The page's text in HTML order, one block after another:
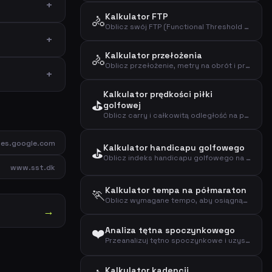
www.sst.dk
→
🚴Kalkulator FTP
Oblicz swój FTP (Functional Threshold Power) na podstawie testu czasowego
🚴Kalkulator przełożenia
Oblicz przełożenie, metry na obrót i prędkość przy danej kadencji
⛳
Kalkulator prędkości piłki
golfowej
Oblicz carry i całkowitą odległość na podstawie prędkości piłki
⛳Kalkulator handicapu golfowego
Oblicz indeks handicapu golfowego na podstawie ostatnich wyników, par, slope i ratingu
🏃Kalkulator tempa na półmaraton
Oblicz wymagane tempo, aby osiągnąć cel na półmaratonie (21,0975 km)
❤️Analiza tętna spoczynkowego
Przeanalizuj tętno spoczynkowe i uzyskaj ocenę kondycji na podstawie wieku i płci